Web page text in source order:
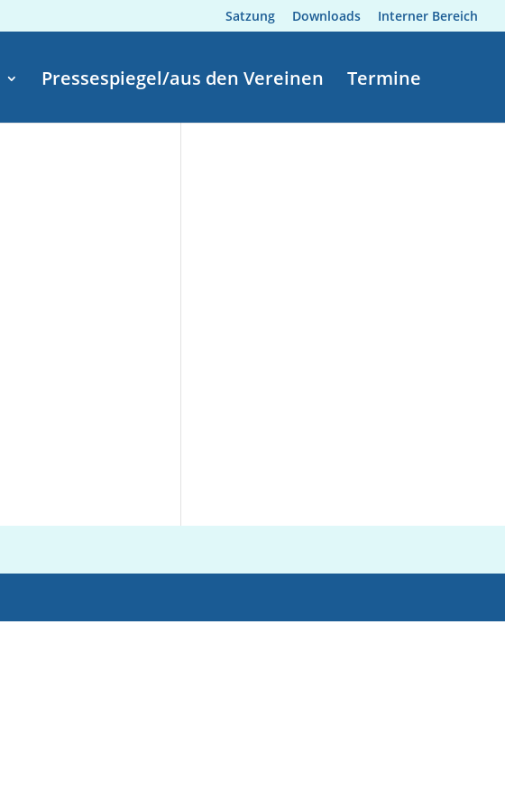
Satzung Downloads Interner Bereich
Pressespiegel/aus den Vereinen Termine